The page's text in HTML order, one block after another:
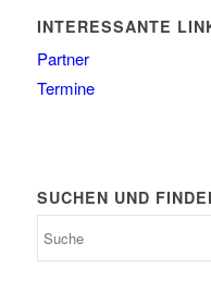
INTERESSANTE
Partner
Termine
SUCHEN UND